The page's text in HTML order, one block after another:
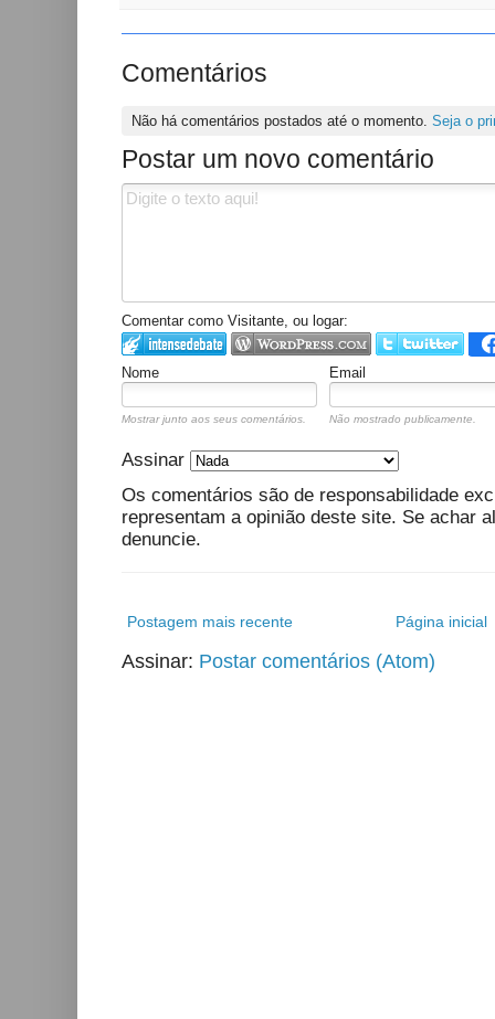
Comentários
Não há comentários postados até o momento. Seja o
Postar um novo comentário
Comentar como Visitante, ou logar:
Nome Email
Mostrar junto aos seus comentários. Não mostrado publicamente.
Assinar
Os comentários são de responsabilidade
representam a opinião deste site. Se achar
denuncie.
Postagem mais recente Página inicial
Assinar: Postar comentários (Atom)